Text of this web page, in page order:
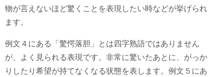
物が言えないほど驚くことを表現したい時などが挙げられ
ます。
例文４にある「驚愕落胆」とは四字熟語ではありません
が、よく見られる表現です。非常に驚いたあとに、がっか
りしたり希望が持てなくなる状態を表します。例文５にあ